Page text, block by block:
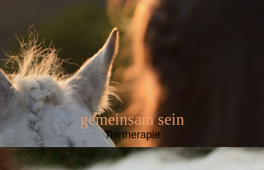
gemeinsam sein
Tiertherapie